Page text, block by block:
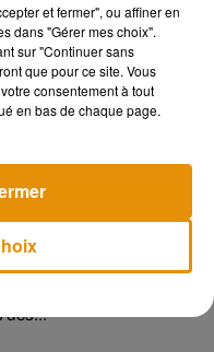
» pour son...
des...
et fermer", ou affiner en
dans "Gérer mes choix".
sur "Continuer sans
que pour ce site. Vous
consentement à tout
en bas de chaque page.